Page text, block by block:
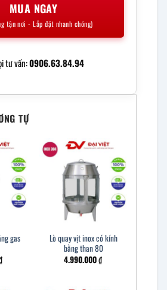
MUA NGAY
tận nơi - Lắp đặt nhanh chóng)
tư vấn:0906.63.84.94
TỰ
gas
Lò quay vịt inox có kính
bằng than 80
4.990.000₫